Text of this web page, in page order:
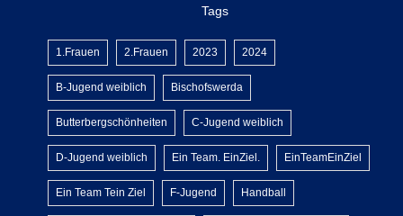
Tags
1.Frauen 2.Frauen 2023 2024
B-Jugend weiblich Bischofswerda
Butterbergschönheiten C-Jugend weiblich
D-Jugend weiblich Ein Team. EinZiel. EinTeamEinZiel
Ein Team Tein Ziel F-Jugend Handball